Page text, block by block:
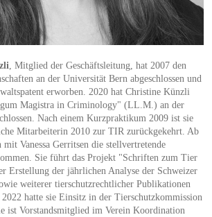
, Mitglied der Geschäftsleitung, hat 2007 den
an der Universität Bern abgeschlossen und
erworben. 2020 hat Christine Künzli
Magistra in Criminology" (LL.M.) an der
Nach einem Kurzpraktikum 2009 ist sie
Mitarbeiterin 2010 zur TIR zurückgekehrt. Ab
mit Vanessa Gerritsen die stellvertretende
Sie führt das Projekt "Schriften zum Tier
Erstellung der jährlichen Analyse der Schweizer
weiterer tierschutzrechtlicher Publikationen
hatte sie Einsitz in der Tierschutzkommission
ist Vorstandsmitglied im Verein Koordination